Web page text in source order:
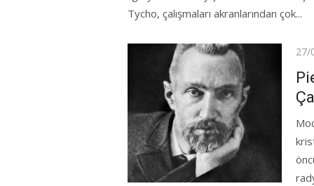
Tycho, çalışmaları akranlarından çok...
27/